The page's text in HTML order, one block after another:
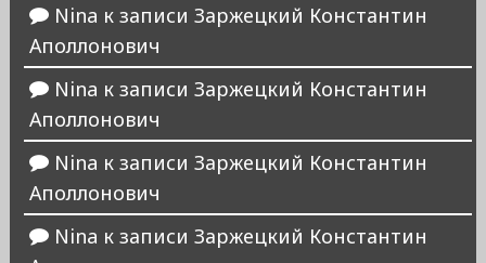
Nina к записи Заржецкий Константин
Аполлонович
Nina к записи Заржецкий Константин
Аполлонович
Nina к записи Заржецкий Константин
Аполлонович
Nina к записи Заржецкий Константин